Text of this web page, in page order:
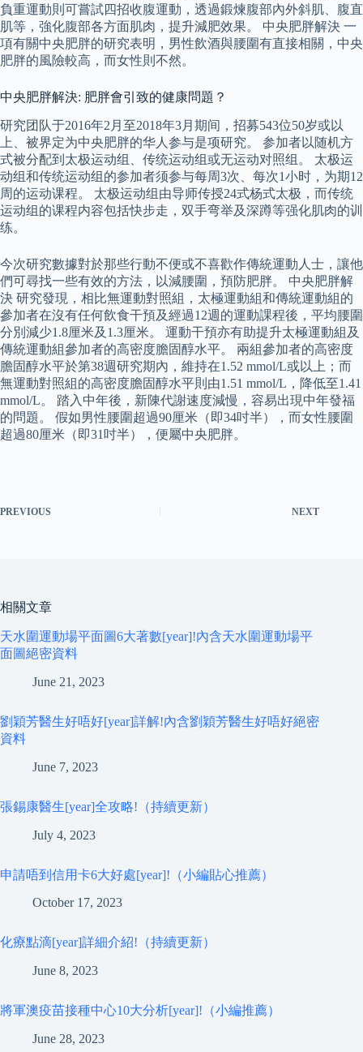
負重運動則可嘗試四招收腹運動，透過鍛煉腹部內外斜肌、腹直
肌等，強化腹部各方面肌肉，提升減肥效果。 中央肥胖解決 一
項有關中央肥胖的研究表明，男性飲酒與腰圍有直接相關，中央
肥胖的風險較高，而女性則不然。
中央肥胖解決: 肥胖會引致的健康問題？
研究团队于2016年2月至2018年3月期间，招募543位50岁或以
上、被界定为中央肥胖的华人参与是项研究。 参加者以随机方
式被分配到太极运动组、传统运动组或无运动对照组。 太极运
动组和传统运动组的参加者须参与每周3次、每次1小时，为期12
周的运动课程。 太极运动组由导师传授24式杨式太极，而传统
运动组的课程内容包括快步走，双手弯举及深蹲等强化肌肉的训
练。
今次研究數據對於那些行動不便或不喜歡作傳統運動人士，讓他
們可尋找一些有效的方法，以減腰圍，預防肥胖。 中央肥胖解
決 研究發現，相比無運動對照組，太極運動組和傳統運動組的
參加者在沒有任何飲食干預及經過12週的運動課程後，平均腰圍
分別減少1.8厘米及1.3厘米。 運動干預亦有助提升太極運動組及
傳統運動組參加者的高密度膽固醇水平。 兩組參加者的高密度
膽固醇水平於第38週研究期內，維持在1.52 mmol/L或以上；而
無運動對照組的高密度膽固醇水平則由1.51 mmol/L，降低至1.41
mmol/L。 踏入中年後，新陳代謝速度減慢，容易出現中年發福
的問題。 假如男性腰圍超過90厘米（即34吋半），而女性腰圍
超過80厘米（即31吋半），便屬中央肥胖。
PREVIOUS NEXT
相關文章
天水圍運動場平面圖6大著數[year]!內含天水圍運動場平
面圖絕密資料
June 21, 2023
劉穎芳醫生好唔好[year]詳解!內含劉穎芳醫生好唔好絕密
資料
June 7, 2023
張錫康醫生[year]全攻略!（持續更新）
July 4, 2023
申請唔到信用卡6大好處[year]!（小編貼心推薦）
October 17, 2023
化療點滴[year]詳細介紹!（持續更新）
June 8, 2023
將軍澳疫苗接種中心10大分析[year]!（小編推薦）
June 28, 2023